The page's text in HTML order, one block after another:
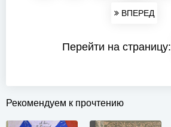
ВПЕРЕД
Перейти на страницу:
Рекомендуем к прочтению